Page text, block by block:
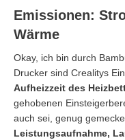
Emissionen:
Wärme
Okay, ich bin durch
Drucker sind Crealitys
Aufheizzeit des
gehobenen
auch sei, genug
Leistungsaufnahme,